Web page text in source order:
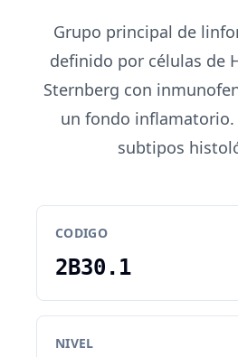
Grupo principal de
definido por células de
Sternberg con
un fondo inflamatorio.
subtipos
CODIGO
2B30.1
NIVEL